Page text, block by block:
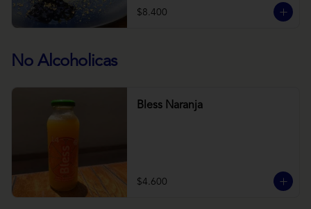
$8.400
No Alcoholicas
Bless Naranja
$4.600